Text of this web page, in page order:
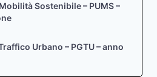
Sostenibile – PUMS –
Urbano – PGTU – anno